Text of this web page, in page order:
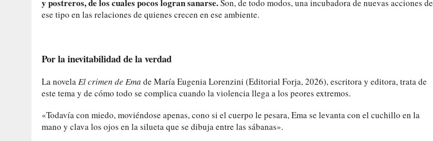
y postreros, de los cuales pocos logran sanarse.Son, de todo modos, una incubadora de nuevas acciones de
ese tipo en las relaciones de quienes crecen en ese ambiente.
Por la inevitabilidad de la verdad
La novelaEl crimen de Ema de María Eugenia Lorenzini (Editorial Forja, 2026), escritora y editora, trata de
este tema y de cómo todo se complica cuando la violencia llega a los peores extremos.
«Todavía con miedo, moviéndose apenas, cono si el cuerpo le pesara, Ema se levanta con el cuchillo en la
mano y clava los ojos en la silueta que se dibuja entre las sábanas».